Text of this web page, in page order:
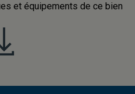
et équipements de ce bien